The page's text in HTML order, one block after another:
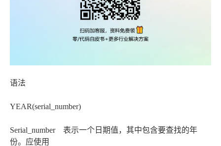
语法
YEAR(serial_number)
Serial_number 表示一个日期值，其中包含要查找的年
份。应使用